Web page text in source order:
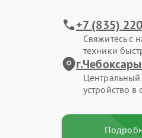
+7 (835)
Свяжитесь
техники
устройство